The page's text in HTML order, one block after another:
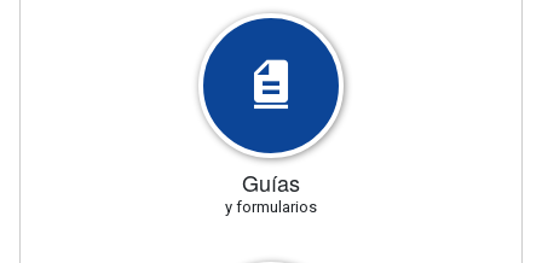
Guías
y formularios